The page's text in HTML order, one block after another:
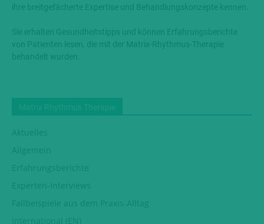
ihre breitgefächerte Expertise und Behandlungskonzepte kennen.
Sie erhalten Gesundheitstipps und können Erfahrungsberichte
von Patienten lesen, die mit der Matrix-Rhythmus-Therapie
behandelt wurden.
Matrix Rhythmus Therapie